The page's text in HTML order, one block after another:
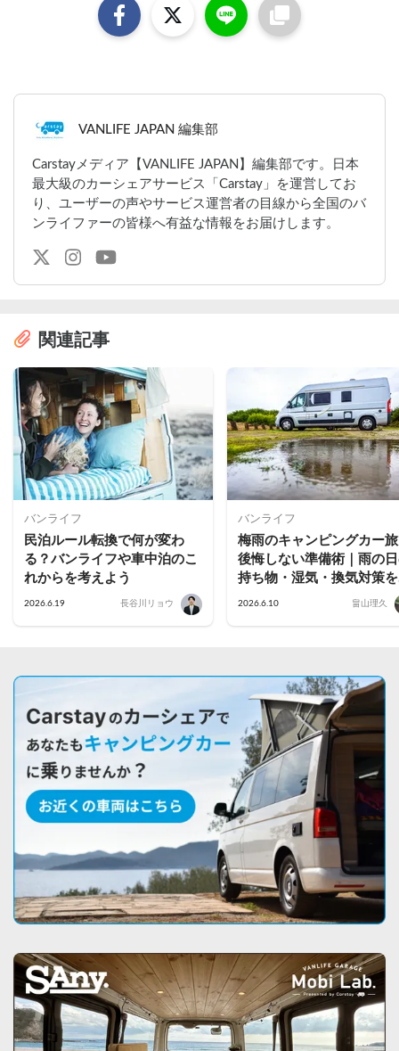
VANLIFE JAPAN 編集部
Carstayメディア【VANLIFE JAPAN】編集部です。日本
最大級のカーシェアサービス「Carstay」を運営してお
り、ユーザーの声やサービス運営者の目線から全国のバ
ンライファーの皆様へ有益な情報をお届けします。
関連記事
バンライフ
民泊ルール転換で何が変わ
る？バンライフや車中泊のこ
れからを考えよう
2026.6.19 長谷川リョウ
バンライフ
梅雨のキャンピングカー
後悔しない準備術｜雨の
持ち物・湿気・換気対策
2026.6.10 畠山理久